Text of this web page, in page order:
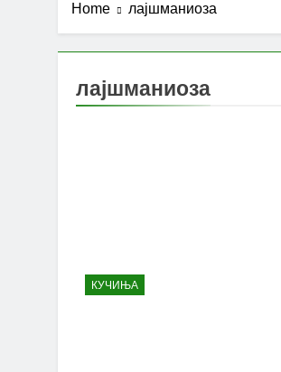
Home лајшманиоза
лајшманиоза
КУЧИЊА